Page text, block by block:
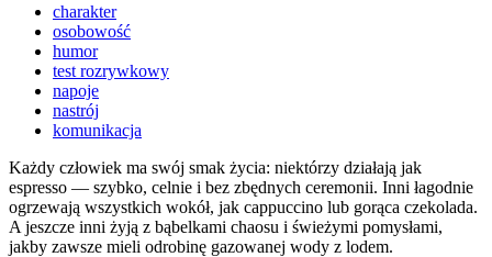
charakter
osobowość
humor
test rozrywkowy
napoje
nastrój
komunikacja
Każdy człowiek ma swój smak życia: niektórzy działają jak
espresso — szybko, celnie i bez zbędnych ceremonii. Inni łagodnie
ogrzewają wszystkich wokół, jak cappuccino lub gorąca czekolada.
A jeszcze inni żyją z bąbelkami chaosu i świeżymi pomysłami,
jakby zawsze mieli odrobinę gazowanej wody z lodem.